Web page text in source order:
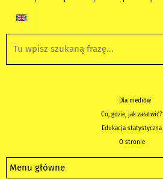
Dla mediów
Co, gdzie, jak załatwić?
Edukacja statystyczna
O stronie
Menu główne